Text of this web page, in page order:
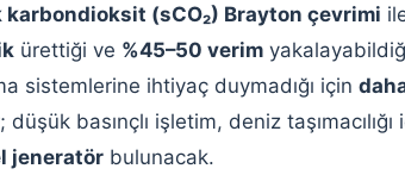
(sCO₂) Brayton çevrimi
ürettiği ve %45–50 verim
sistemlerine ihtiyaç duymadığı için
basınçlı işletim, deniz
jeneratör bulunacak.